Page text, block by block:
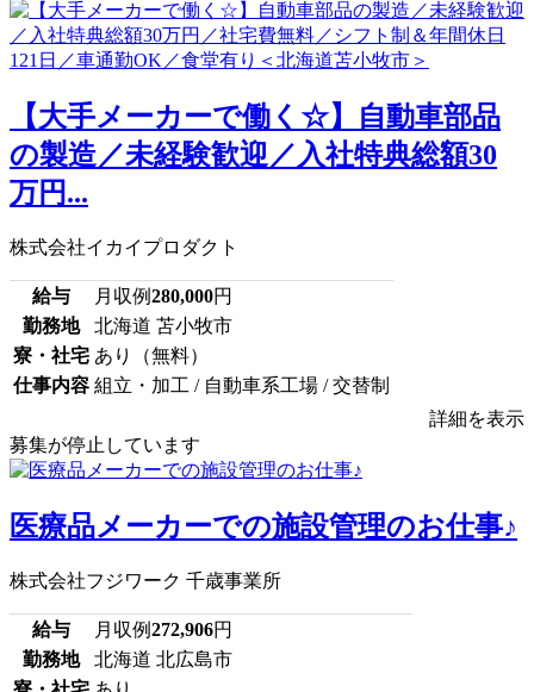
【大手メーカーで働く☆】自動車部品
の製造／未経験歓迎／入社特典総額30
万円...
株式会社イカイプロダクト
給与 月収例280,000円
勤務地
北海道 苫小牧市
寮・社宅 あり（無料）
仕事内容 組立・加工 / 自動車系工場 / 交替制
詳細を表示
募集が停止しています
医療品メーカーでの施設管理のお仕事♪
株式会社フジワーク 千歳事業所
給与 月収例272,906円
勤務地
北海道 北広島市